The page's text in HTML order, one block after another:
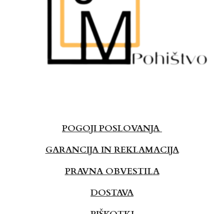
POGOJI POSLOVANJA
GARANCIJA IN REKLAMACIJA
PRAVNA OBVESTILA
DOSTAVA